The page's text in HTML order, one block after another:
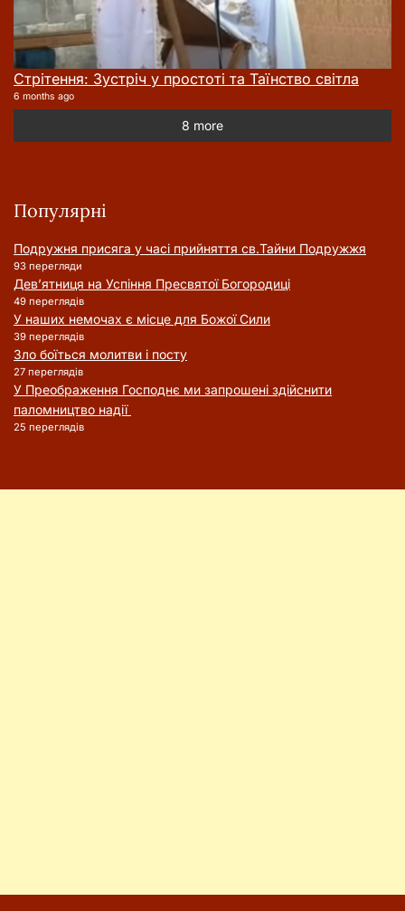
Стрітення: Зустріч у простоті та Таїнство світла
6 months ago
8 more
Популярні
Подружня присягa у часі прийняття cв.Тайни Подружжя
93 перегляди
Дев’ятниця на Успіння Пресвятої Богородиці
49 переглядів
У наших немочах є місце для Божої Сили
39 переглядів
Зло боїться молитви і посту
27 переглядів
У Преображення Господнє ми запрошені здійснити
паломництво надії
25 переглядів